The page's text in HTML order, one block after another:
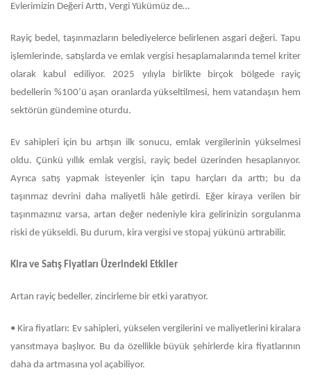
Evlerimizin Değeri Arttı, Vergi Yükümüz de…
Rayiç bedel, taşınmazların belediyelerce belirlenen asgari değeri. Tapu
işlemlerinde, satışlarda ve emlak vergisi hesaplamalarında temel kriter
olarak kabul ediliyor. 2025 yılıyla birlikte birçok bölgede rayiç
bedellerin %100’ü aşan oranlarda yükseltilmesi, hem vatandaşın hem
sektörün gündemine oturdu.
Ev sahipleri için bu artışın ilk sonucu, emlak vergilerinin yükselmesi
oldu. Çünkü yıllık emlak vergisi, rayiç bedel üzerinden hesaplanıyor.
Ayrıca satış yapmak isteyenler için tapu harçları da arttı; bu da
taşınmaz devrini daha maliyetli hâle getirdi. Eğer kiraya verilen bir
taşınmazınız varsa, artan değer nedeniyle kira gelirinizin sorgulanma
riski de yükseldi. Bu durum, kira vergisi ve stopaj yükünü artırabilir.
Kira ve Satış Fiyatları Üzerindeki Etkiler
Artan rayiç bedeller, zincirleme bir etki yaratıyor.
• Kira fiyatları: Ev sahipleri, yükselen vergilerini ve maliyetlerini kiralara
yansıtmaya başlıyor. Bu da özellikle büyük şehirlerde kira fiyatlarının
daha da artmasına yol açabiliyor.